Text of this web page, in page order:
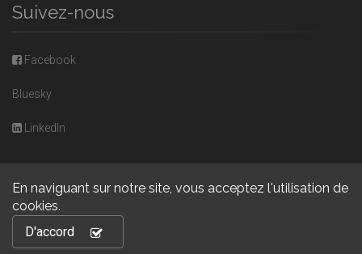
En naviguant sur notre site, vous acceptez l'utilisation de
cookies.
D'accord
Suivez-nous
Facebook
Bluesky
LinkedIn